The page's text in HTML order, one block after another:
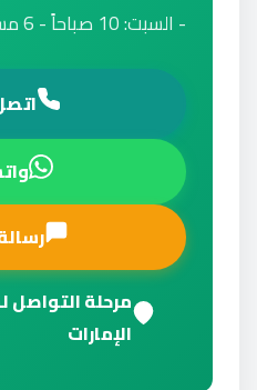
- السبت: 10 صباحاً - 6 مساءً
مرحلة
الإمارات